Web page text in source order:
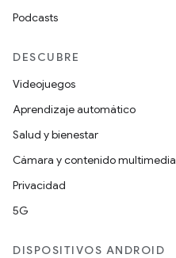
Podcasts
DESCUBRE
Videojuegos
Aprendizaje automático
Salud y bienestar
Cámara y contenido multimedia
Privacidad
5G
DISPOSITIVOS ANDROID